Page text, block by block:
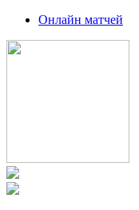
Онлайн матчей